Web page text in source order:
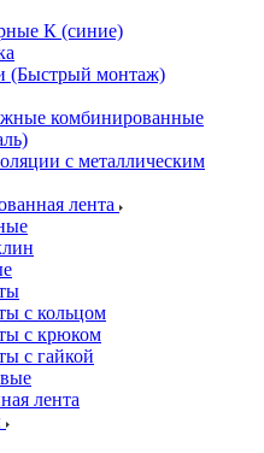
К (синие)
(Быстрый монтаж)
комбинированные
с металлическим
лента
с кольцом
с крюком
с гайкой
лента